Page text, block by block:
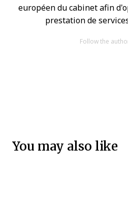
européen du cabinet afin
prestation de
Follow the
You may also like